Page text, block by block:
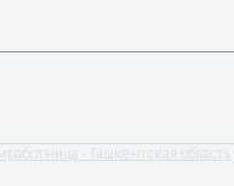
- Ташкентская область